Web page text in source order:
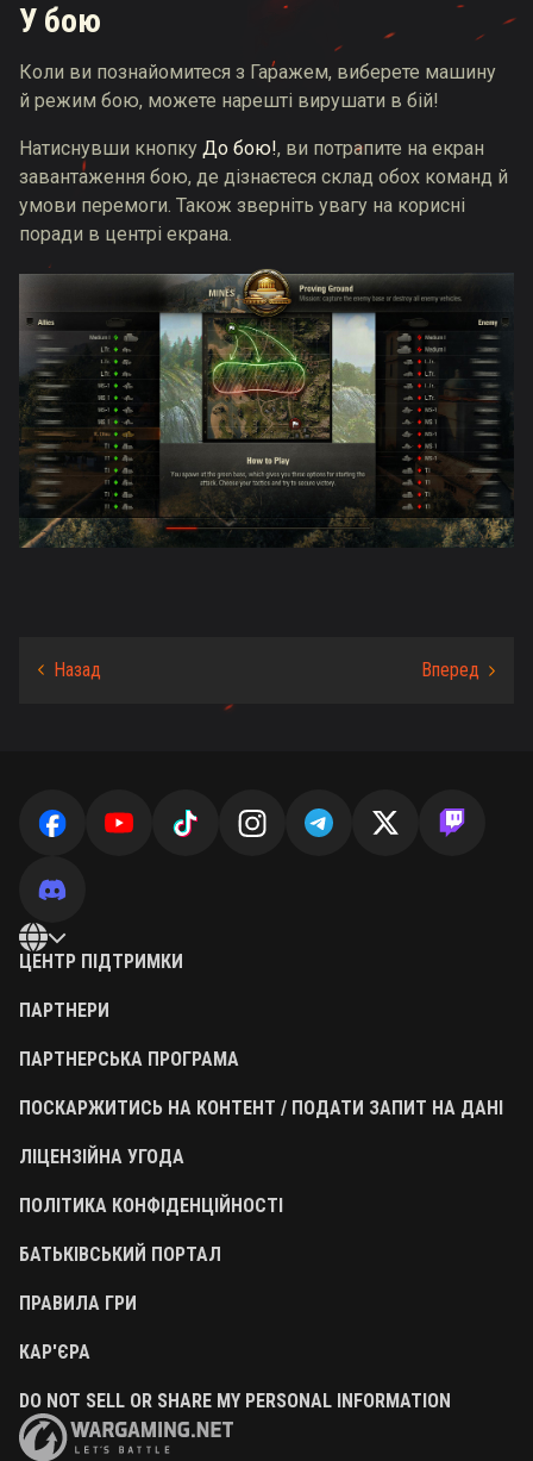
У бою
Коли ви познайомитеся з Гаражем, виберете машину
й режим бою, можете нарешті вирушати в бій!
Натиснувши кнопку До бою!, ви потрапите на екран
завантаження бою, де дізнаєтеся склад обох команд й
умови перемоги. Також зверніть увагу на корисні
поради в центрі екрана.
ЦЕНТР ПІДТРИМКИ
ПАРТНЕРИ
ПАРТНЕРСЬКА ПРОГРАМА
ПОСКАРЖИТИСЬ НА КОНТЕНТ / ПОДАТИ ЗАПИТ НА ДАНІ
ЛІЦЕНЗІЙНА УГОДА
ПОЛІТИКА КОНФІДЕНЦІЙНОСТІ
БАТЬКІВСЬКИЙ ПОРТАЛ
ПРАВИЛА ГРИ
КАР'ЄРА
DO NOT SELL OR SHARE MY PERSONAL INFORMATION